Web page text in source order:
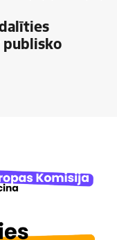
publisko